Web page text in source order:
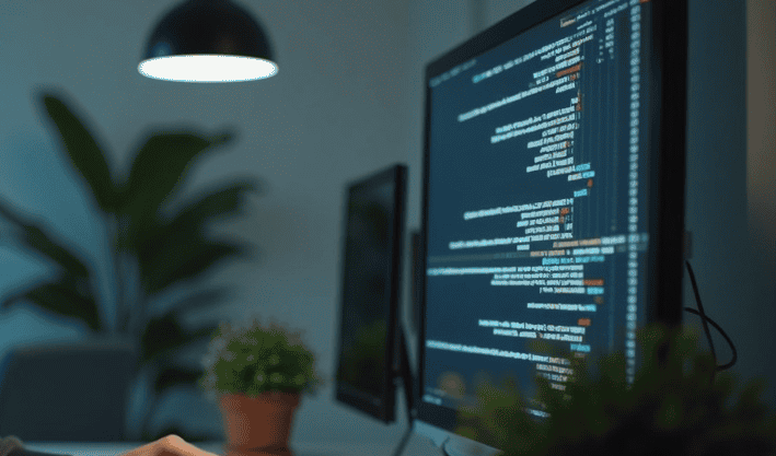
Design & Entwicklung Leadgenerierung Über Uns Referenzen